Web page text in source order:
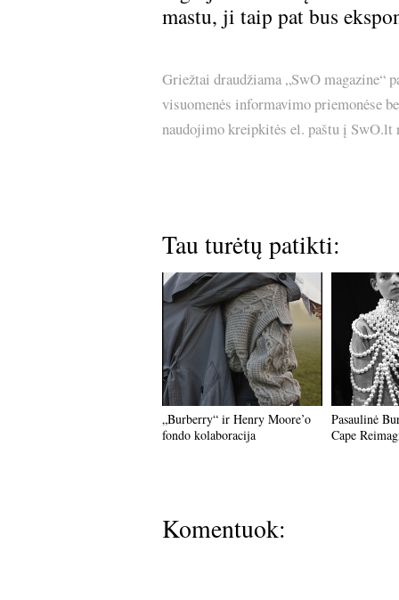
mastu, ji taip pat bus
Griežtai draudžiama „SwO magazine“
visuomenės informavimo priemonėse
naudojimo kreipkitės el. paštu į
Tau turėtų patikti:
„Burberry“ ir Henry Moore’o
fondo kolaboracija
Pasaulinė
Cape
Komentuok: